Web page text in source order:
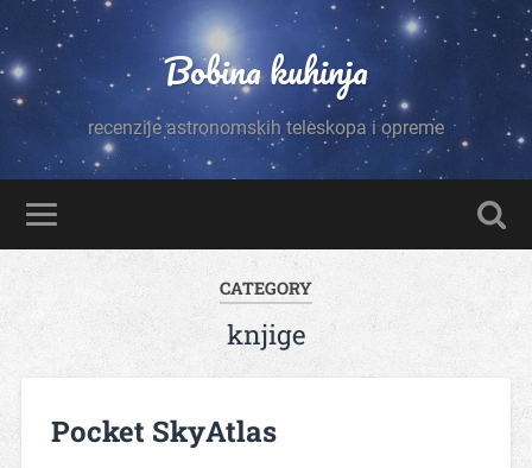
Bobina kuhinja
recenzije astronomskih teleskopa i opreme
CATEGORY
knjige
Pocket SkyAtlas